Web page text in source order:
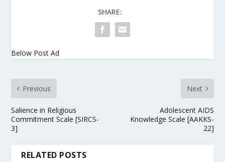
SHARE:
Below Post Ad
Previous
Salience in Religious
Commitment Scale [SIRCS-
3]
Next
Adolescent AIDS
Knowledge Scale [AAKKS-
22]
RELATED POSTS